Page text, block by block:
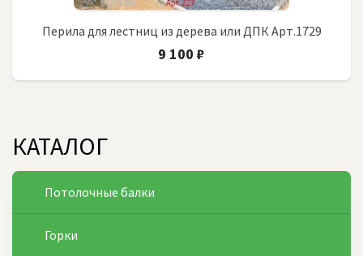
Перила для лестниц из дерева или ДПК Арт.1729
9 100 ₽
КАТАЛОГ
Потолочные балки
Горки